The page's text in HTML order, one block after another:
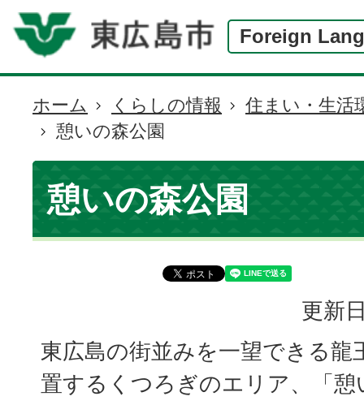
Foreign
現
在
の
位
置
ホーム くらしの情報
住まい・生活
憩いの森公園
憩いの森公園
更新
東広島の街並みを一望できる龍
置するくつろぎのエリア、「憩